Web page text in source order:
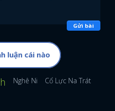
Gửi bài
luận cái nào
Nghê Ni Cổ Lực Na Trát